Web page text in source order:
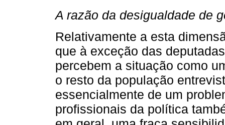
A razão da desigualdade de
Relativamente a esta
que à exceção das
percebem a situação como
o resto da população
essencialmente de um
profissionais da política